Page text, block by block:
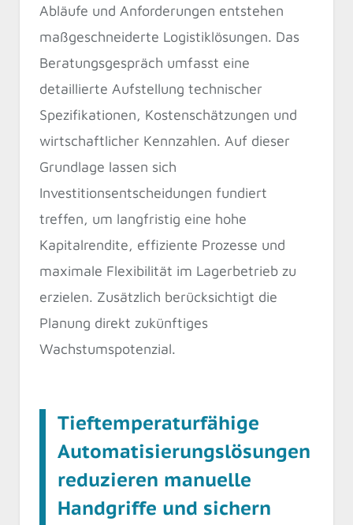
Abläufe und Anforderungen entstehen
maßgeschneiderte Logistiklösungen. Das
Beratungsgespräch umfasst eine
detaillierte Aufstellung technischer
Spezifikationen, Kostenschätzungen und
wirtschaftlicher Kennzahlen. Auf dieser
Grundlage lassen sich
Investitionsentscheidungen fundiert
treffen, um langfristig eine hohe
Kapitalrendite, effiziente Prozesse und
maximale Flexibilität im Lagerbetrieb zu
erzielen. Zusätzlich berücksichtigt die
Planung direkt zukünftiges
Wachstumspotenzial.
Tieftemperaturfähige
Automatisierungslösungen
reduzieren manuelle
Handgriffe und sichern